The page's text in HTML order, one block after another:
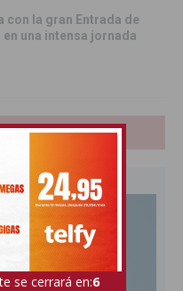
con la gran Entrada de
una intensa jornada
se cerrará en:5